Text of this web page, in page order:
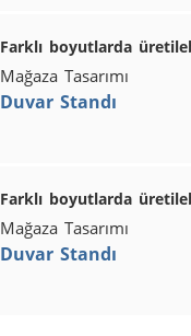
Farklı boyutlarda
Mağaza Tasarımı
Duvar Standı
Farklı boyutlarda
Mağaza Tasarımı
Duvar Standı